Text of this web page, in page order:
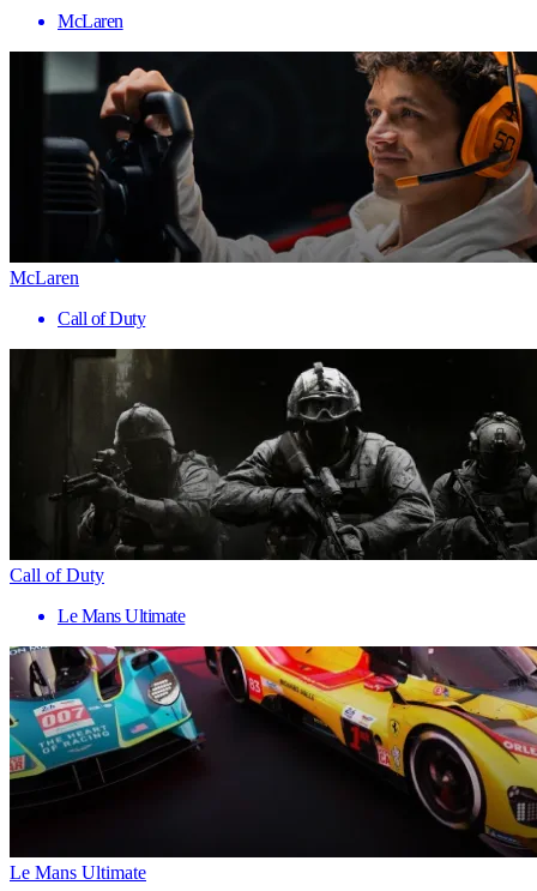
McLaren
McLaren
Call of Duty
Call of Duty
Le Mans Ultimate
Le Mans Ultimate